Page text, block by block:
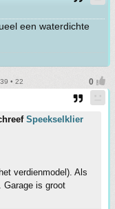
een waterdichte
• 22
Speekselklier
verdienmodel). Als
Garage is groot